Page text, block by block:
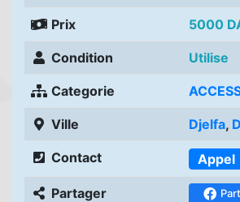
Prix 5000
Condition Utilise
Categorie
Ville Djelfa,
Contact Appel
Partager